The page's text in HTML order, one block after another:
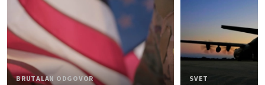
BRUTALAN ODGOVOR SVET